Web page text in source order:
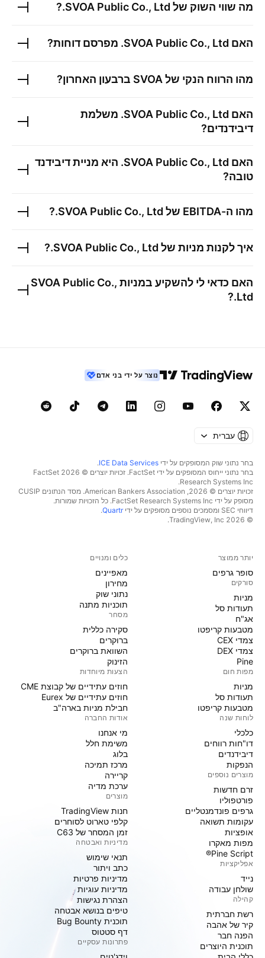
מה שווי השוק של SVOA Public Co., Ltd.
?
האם SVOA Public Co., Ltd. מפרסם דוחות?
מהו הרווח הנקי של SVOA ברבעון האחרון?
האם SVOA Public Co., Ltd. משלמת
דיבידנדים?
האם SVOA Public Co., Ltd. היא מניית דיבידנד
טובה?
מהו ה-EBITDA של SVOA Public Co., Ltd.
?
איך לקנות מניות של SVOA Public Co., Ltd.
?
האם כדאי לי להשקיע במניות SVOA Public Co.,
Ltd.
?
נוצר על ידי בני אדם
עברית
בחר נתוני שוק המסופקים על ידי ICE Data Services
.
בחר נתוני ייחוס המסופקים על ידי FactSet. זכויות יוצרים © 2026 ‏FactSet
Research Systems Inc.‏
זכויות יוצרים © 2026, ‏American Bankers Association. מסד הנתונים CUSIP
מסופק על ידי FactSet Research Systems Inc. כל הזכויות שמורות.
דיווחי SEC ומסמכים נוספים מסופקים על ידי
Quartr
.
© 2026 ‏TradingView, Inc.‏
יותר ממוצר
סופר גרפים
סורקים
מניות‏
תעודות סל
אג"ח
מטבעות קריפטו
צמדי CEX
צמדי DEX
Pine
מפות חום
מניות‏
תעודות סל
מטבעות קריפטו
לוחות שנה
כלכלי
דו"חות רווחים
דיבידנדים
הנפקות
מוצרים נוספים
זרם חדשות
פורטפוליו
גרפים פונדמנטליים
עקומות תשואה
אופציות
מפות מאקרו
Pine Script®
אפליקציות
נייד
שולחן עבודה
קהילה
רשת חברתית
קיר של אהבה
הפנה חבר
תוכנית היוצרים
כלים ומנויים
מאפיינים
מחירון
נתוני שוק
תוכניות מתנה
מסחר
סקירה כללית
ברוקרים
השוואת ברוקרים
הזינוק
הצעות מיוחדות
חוזים עתידיים של קבוצת CME
חוזים עתידיים של Eurex
חבילת מניות בארה"ב
אודות החברה
מי אנחנו
משימת חלל
בלוג
מרכז תמיכה
קריירה
ערכת מדיה
מוצרים
חנות TradingView
קלפי טארוט לסוחרים
זמן המסחר של C63
מדיניות ואבטחה
תנאי שימוש
כתב ויתור
מדיניות פרטיות
מדיניות עוגיות
הצהרת נגישות
טיפים בנושא אבטחה
תוכנית Bug Bounty
דף סטטוס
פתרונות עסקיים